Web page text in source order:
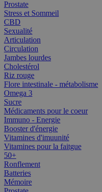
Prostate
Stress et Sommeil
CBD
Sexualité
Articulation
Circulation
Jambes lourdes
Cholestérol
Riz rouge
Flore intestinale - métabolisme
Omega 3
Sucre
Médicaments pour le coeur
Immuno - Energie
Booster d'énergie
Vitamines d'imuunité
Vitamines pour la faitgue
50+
Ronflement
Batteries
Mémoire